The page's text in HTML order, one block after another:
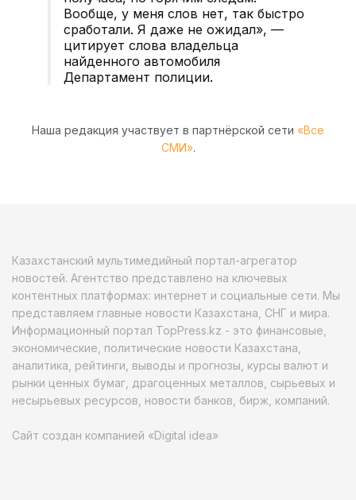
Вообще, у меня слов нет, так быстро
сработали. Я даже не ожидал», —
цитирует слова владельца
найденного автомобиля
Департамент полиции.
Наша редакция участвует в партнёрской сети «Все
СМИ».
Казахстанский мультимедийный портал-агрегатор
новостей. Агентство представлено на ключевых
контентных платформах: интернет и социальные сети. Мы
представляем главные новости Казахстана, СНГ и мира.
Информационный портал TopPress.kz - это финансовые,
экономические, политические новости Казахстана,
аналитика, рейтинги, выводы и прогнозы, курсы валют и
рынки ценных бумаг, драгоценных металлов, сырьевых и
несырьевых ресурсов, новости банков, бирж, компаний.
Сайт создан компанией «Digital idea»